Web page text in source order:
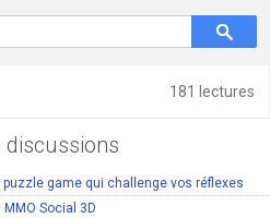
181 lectures
discussions
puzzle game qui challenge vos réflexes
MMO Social 3D